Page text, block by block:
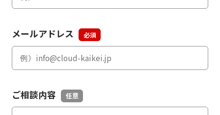
メールアドレス
ご相談内容